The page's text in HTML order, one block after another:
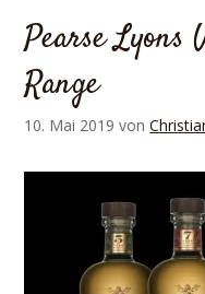
Pearse Lyons
Range
10. Mai 2019 von